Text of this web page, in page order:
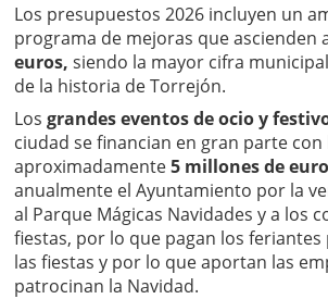
Los presupuestos 2026 incluyen un
programa de mejoras que ascienden
euros, siendo la mayor cifra
de la historia de Torrejón.
Losgrandes eventos de ocio y
ciudad se financian en gran parte con
aproximadamente5 millones de
anualmente el Ayuntamiento por la
al Parque Mágicas Navidades y a los
fiestas, por lo que pagan los
las fiestas y por lo que aportan las
patrocinan la Navidad.